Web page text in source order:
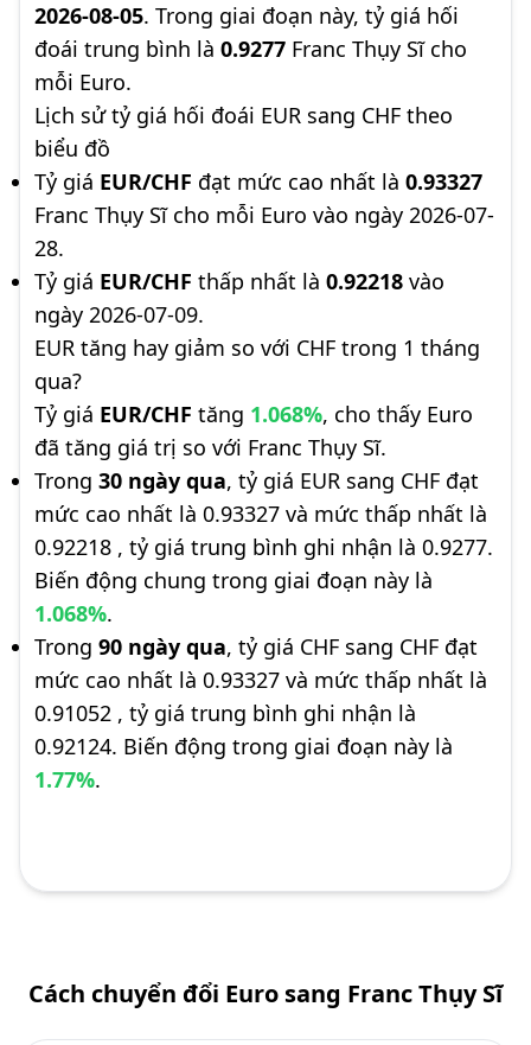
2026-08-05. Trong giai đoạn này, tỷ giá hối
đoái trung bình là 0.9277 Franc Thụy Sĩ cho
mỗi Euro.
Lịch sử tỷ giá hối đoái EUR sang CHF theo
biểu đồ
Tỷ giá EUR/CHF đạt mức cao nhất là 0.93327
Franc Thụy Sĩ cho mỗi Euro vào ngày 2026-07-
28.
Tỷ giá EUR/CHF thấp nhất là 0.92218 vào
ngày 2026-07-09.
EUR tăng hay giảm so với CHF trong 1 tháng
qua?
Tỷ giá EUR/CHF tăng 1.068%, cho thấy Euro
đã tăng giá trị so với Franc Thụy Sĩ.
Trong 30 ngày qua, tỷ giá EUR sang CHF đạt
mức cao nhất là 0.93327 và mức thấp nhất là
0.92218 , tỷ giá trung bình ghi nhận là 0.9277.
Biến động chung trong giai đoạn này là
1.068%.
Trong 90 ngày qua, tỷ giá CHF sang CHF đạt
mức cao nhất là 0.93327 và mức thấp nhất là
0.91052 , tỷ giá trung bình ghi nhận là
0.92124. Biến động trong giai đoạn này là
1.77%.
Cách chuyển đổi Euro sang Franc Thụy Sĩ